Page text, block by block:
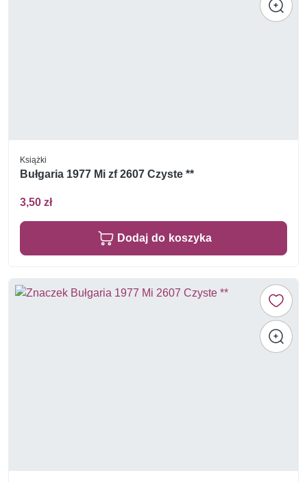
Książki
Bułgaria 1977 Mi zf 2607 Czyste **
3,50 zł
Dodaj do koszyka